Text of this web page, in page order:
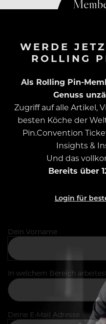
WERDE
ROLLING
Als Rolling Pin-
Genuss
Zugriff auf alle Artikel,
besten Köche der
Pin.Convention
Insights &
Und das
Bereits über
Login für
Dein Vorname
In welchem Bereich
Deine E-Mail Adresse